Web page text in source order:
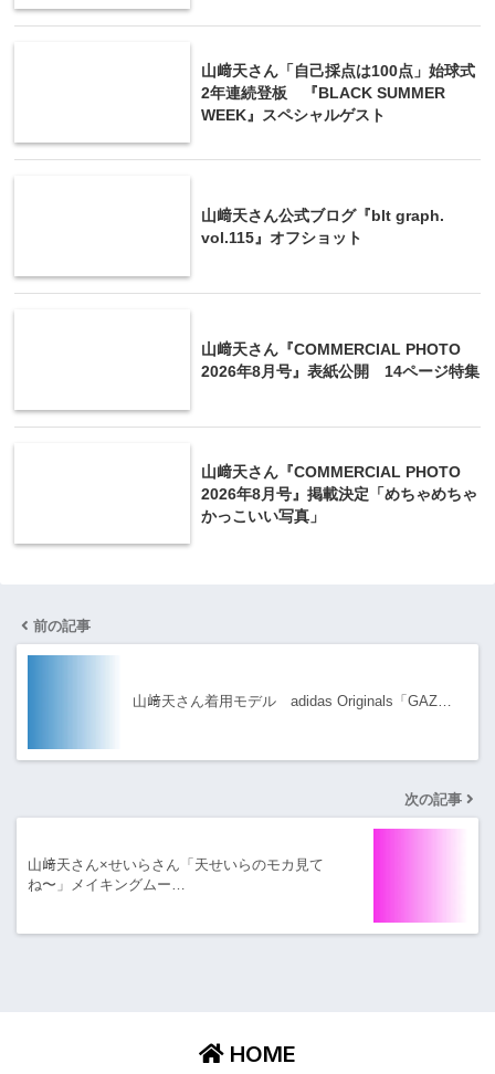
山﨑天さん「自己採点は100点」始球式
2年連続登板 『BLACK SUMMER
WEEK』スペシャルゲスト
山﨑天さん公式ブログ『blt graph.
vol.115』オフショット
山﨑天さん『COMMERCIAL PHOTO
2026年8月号』表紙公開 14ページ特集
山﨑天さん『COMMERCIAL PHOTO
2026年8月号』掲載決定「めちゃめちゃ
かっこいい写真」
前の記事
山﨑天さん着用モデル adidas Originals「GAZ…
次の記事
山﨑天さん×せいらさん「天せいらのモカ見て
ね〜」メイキングムー…
HOME